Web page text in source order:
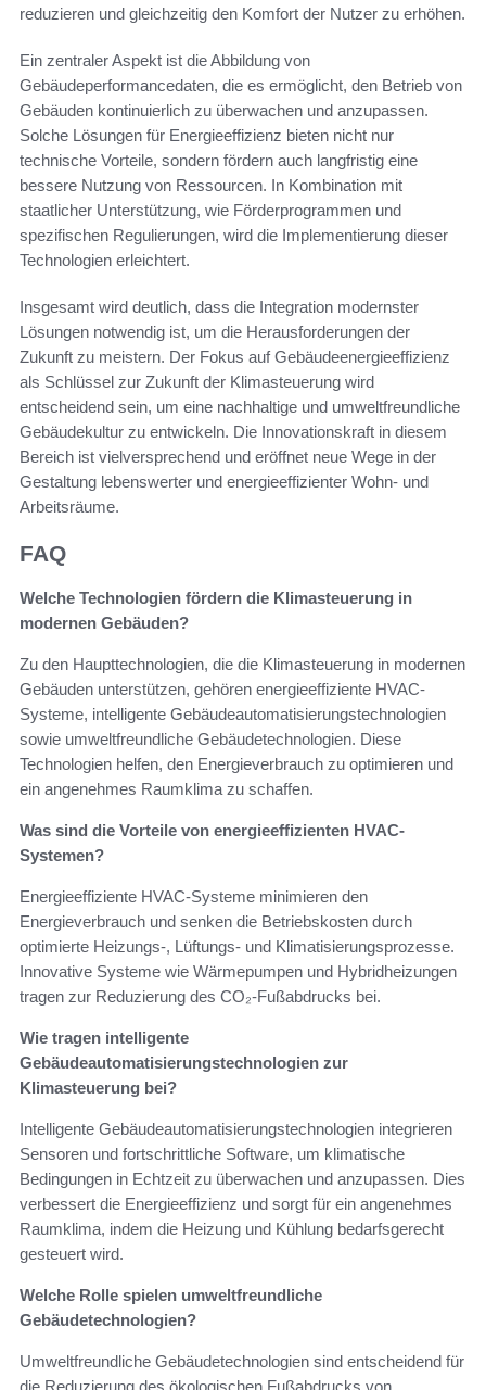
reduzieren und gleichzeitig den Komfort der Nutzer zu erhöhen.
Ein zentraler Aspekt ist die Abbildung von
Gebäudeperformancedaten, die es ermöglicht, den Betrieb von
Gebäuden kontinuierlich zu überwachen und anzupassen.
Solche Lösungen für Energieeffizienz bieten nicht nur
technische Vorteile, sondern fördern auch langfristig eine
bessere Nutzung von Ressourcen. In Kombination mit
staatlicher Unterstützung, wie Förderprogrammen und
spezifischen Regulierungen, wird die Implementierung dieser
Technologien erleichtert.
Insgesamt wird deutlich, dass die Integration modernster
Lösungen notwendig ist, um die Herausforderungen der
Zukunft zu meistern. Der Fokus auf Gebäudeenergieeffizienz
als Schlüssel zur Zukunft der Klimasteuerung wird
entscheidend sein, um eine nachhaltige und umweltfreundliche
Gebäudekultur zu entwickeln. Die Innovationskraft in diesem
Bereich ist vielversprechend und eröffnet neue Wege in der
Gestaltung lebenswerter und energieeffizienter Wohn- und
Arbeitsräume.
FAQ
Welche Technologien fördern die Klimasteuerung in
modernen Gebäuden?
Zu den Haupttechnologien, die die Klimasteuerung in modernen
Gebäuden unterstützen, gehören energieeffiziente HVAC-
Systeme, intelligente Gebäudeautomatisierungstechnologien
sowie umweltfreundliche Gebäudetechnologien. Diese
Technologien helfen, den Energieverbrauch zu optimieren und
ein angenehmes Raumklima zu schaffen.
Was sind die Vorteile von energieeffizienten HVAC-
Systemen?
Energieeffiziente HVAC-Systeme minimieren den
Energieverbrauch und senken die Betriebskosten durch
optimierte Heizungs-, Lüftungs- und Klimatisierungsprozesse.
Innovative Systeme wie Wärmepumpen und Hybridheizungen
tragen zur Reduzierung des CO₂-Fußabdrucks bei.
Wie tragen intelligente
Gebäudeautomatisierungstechnologien zur
Klimasteuerung bei?
Intelligente Gebäudeautomatisierungstechnologien integrieren
Sensoren und fortschrittliche Software, um klimatische
Bedingungen in Echtzeit zu überwachen und anzupassen. Dies
verbessert die Energieeffizienz und sorgt für ein angenehmes
Raumklima, indem die Heizung und Kühlung bedarfsgerecht
gesteuert wird.
Welche Rolle spielen umweltfreundliche
Gebäudetechnologien?
Umweltfreundliche Gebäudetechnologien sind entscheidend für
die Reduzierung des ökologischen Fußabdrucks von